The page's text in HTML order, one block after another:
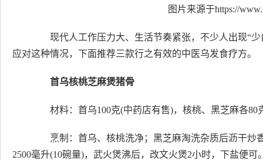
图片来源于https://
现代人工作压力大、生活节奏紧张，不少人出现“少
应对这种情况，下面推荐三款行之有效的中医乌发食疗方。
首乌核桃芝麻煲猪骨
材料：首乌100克(中药店有售)，核桃、黑芝麻各80
烹制：首乌、核桃洗净；黑芝麻淘洗杂质后沥干炒
2500毫升(10碗量)，武火煲沸后，改文火煲2小时，下盐便可